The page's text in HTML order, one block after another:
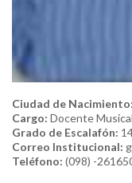
Ciudad de Nacimiento:
Cargo: Docente
Grado de Escalafón:
Correo Institucional:
Teléfono: (098) -